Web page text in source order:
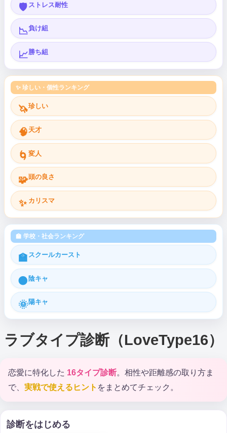
🛡️ ストレス耐性
📉負け組
📈勝ち組
✨ 珍しい・個性ランキング
🦄珍しい
🧠 天才
🌀 変人
🧩頭の良さ
✨ カリスマ
🏫 学校・社会ランキング
🏫 スクールカースト
🌑陰キャ
🌞 陽キャ
ラブタイプ診断（LoveType16）
恋愛に特化した 16タイプ診断。相性や距離感の取り方ま
で、 実戦で使えるヒント をまとめてチェック。
診断をはじめる